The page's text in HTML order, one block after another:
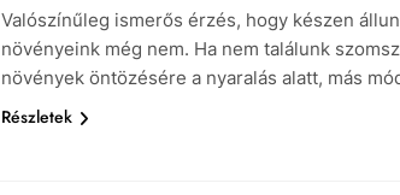
Valószínűleg ismerős érzés, hogy készen
növényeink még nem. Ha nem találunk
növények öntözésére a nyaralás alatt, más
Részletek